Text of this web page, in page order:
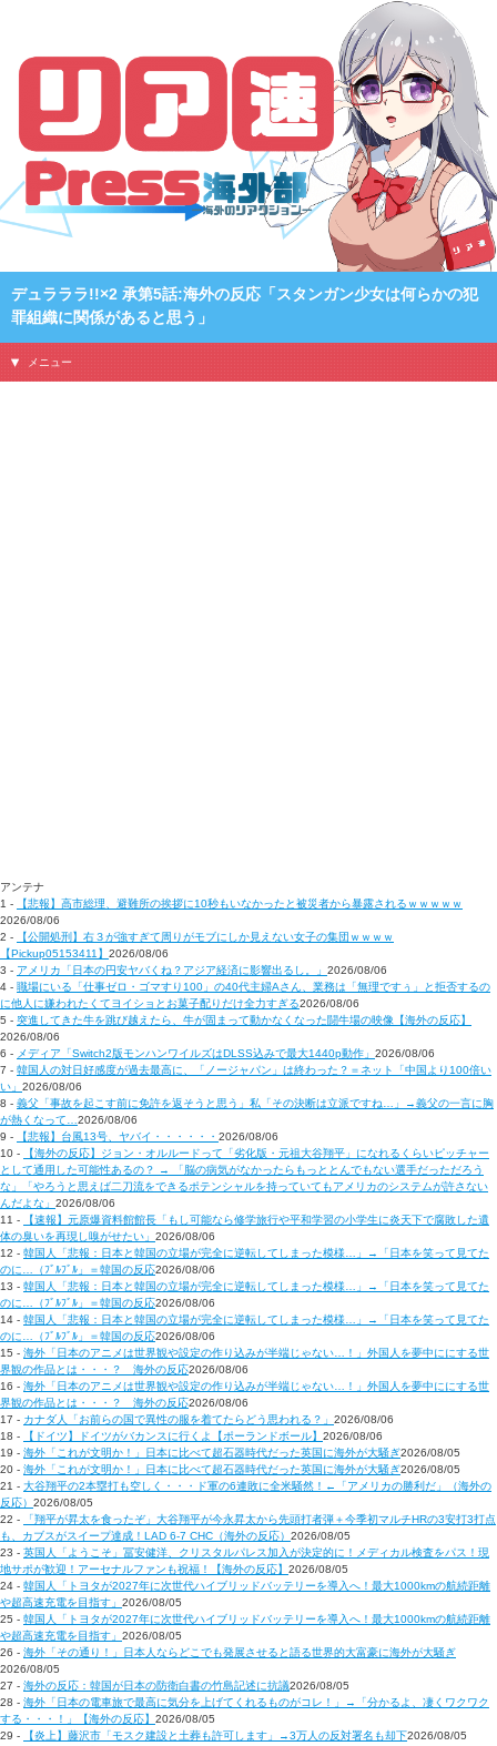
デュラララ!!×2 承第5話:海外の反応「スタンガン少女は何らかの犯
罪組織に関係があると思う」
メニュー
アンテナ
1 -
【悲報】高市総理、避難所の挨拶に10秒もいなかったと被災者から暴露されるｗｗｗｗｗ
2026/08/06
2 -
【公開処刑】右３が強すぎて周りがモブにしか見えない女子の集団ｗｗｗｗ
【Pickup05153411】 2026/08/06
3 - アメリカ「日本の円安ヤバくね？アジア経済に影響出るし。」 2026/08/06
4 - 職場にいる「仕事ゼロ・ゴマすり100」の40代主婦Aさん、業務は「無理ですぅ」と拒否するの
に他人に嫌われたくてヨイショとお菓子配りだけ全力すぎる2026/08/06
5 - 突進してきた牛を跳び越えたら、牛が固まって動かなくなった闘牛場の映像【海外の反応】
2026/08/06
6 - メディア「Switch2版モンハンワイルズはDLSS込みで最大1440p動作」 2026/08/06
7 - 韓国人の対日好感度が過去最高に、「ノージャパン」は終わった？＝ネット「中国より100倍い
い」 2026/08/06
8 - 義父「事故を起こす前に免許を返そうと思う」私「その決断は立派ですね…」→義父の一言に胸
が熱くなって…2026/08/06
9 -
【悲報】台風13号、ヤバイ・・・・・・ 2026/08/06
10 -
【海外の反応】ジョン・オルルードって「劣化版・元祖大谷翔平」になれるくらいピッチャー
として通用した可能性あるの？ → 「脳の病気がなかったらもっととんでもない選手だっただろう
な」「やろうと思えば二刀流をできるポテンシャルを持っていてもアメリカのシステムが許さない
んだよな」 2026/08/06
11 -
【速報】元原爆資料館館長「もし可能なら修学旅行や平和学習の小学生に炎天下で腐敗した遺
体の臭いを再現し嗅がせたい」 2026/08/06
12 - 韓国人「悲報：日本と韓国の立場が完全に逆転してしまった模様…」→「日本を笑って見てた
のに…（ﾌﾞﾙﾌﾞﾙ」＝韓国の反応2026/08/06
13 - 韓国人「悲報：日本と韓国の立場が完全に逆転してしまった模様…」→「日本を笑って見てた
のに…（ﾌﾞﾙﾌﾞﾙ」＝韓国の反応2026/08/06
14 - 韓国人「悲報：日本と韓国の立場が完全に逆転してしまった模様…」→「日本を笑って見てた
のに…（ﾌﾞﾙﾌﾞﾙ」＝韓国の反応2026/08/06
15 - 海外「日本のアニメは世界観や設定の作り込みが半端じゃない…！」外国人を夢中ににする世
界観の作品とは・・・？ 海外の反応2026/08/06
16 - 海外「日本のアニメは世界観や設定の作り込みが半端じゃない…！」外国人を夢中ににする世
界観の作品とは・・・？ 海外の反応2026/08/06
17 - カナダ人「お前らの国で異性の服を着てたらどう思われる？」 2026/08/06
18 -
【ドイツ】ドイツがバカンスに行くよ【ポーランドボール】 2026/08/06
19 - 海外「これが文明か！」日本に比べて超石器時代だった英国に海外が大騒ぎ2026/08/05
20 - 海外「これが文明か！」日本に比べて超石器時代だった英国に海外が大騒ぎ2026/08/05
21 - 大谷翔平の2本塁打も空しく・・・ド軍の6連敗に全米騒然！←「アメリカの勝利だ」（海外の
反応） 2026/08/05
22 -
「翔平が昇太を食ったぞ」大谷翔平が今永昇太から先頭打者弾＋今季初マルチHRの3安打3打点
も、カブスがスイープ達成！LAD 6-7 CHC（海外の反応） 2026/08/05
23 - 英国人「ようこそ」冨安健洋、クリスタルパレス加入が決定的に！メディカル検査をパス！現
地サポが歓迎！アーセナルファンも祝福！【海外の反応】 2026/08/05
24 - 韓国人「トヨタが2027年に次世代ハイブリッドバッテリーを導入へ！最大1000kmの航続距離
や超高速充電を目指す」 2026/08/05
25 - 韓国人「トヨタが2027年に次世代ハイブリッドバッテリーを導入へ！最大1000kmの航続距離
や超高速充電を目指す」 2026/08/05
26 - 海外「その通り！」日本人ならどこでも発展させると語る世界的大富豪に海外が大騒ぎ
2026/08/05
27 - 海外の反応：韓国が日本の防衛白書の竹島記述に抗議2026/08/05
28 - 海外「日本の電車旅で最高に気分を上げてくれるものがコレ！」→「分かるよ、凄くワクワク
する・・・！」【海外の反応】 2026/08/05
29 -
【炎上】藤沢市「モスク建設と土葬も許可します」→3万人の反対署名も却下2026/08/05